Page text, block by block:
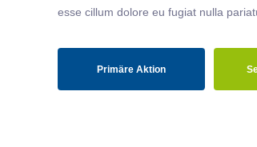
esse cillum dolore eu fugiat nulla
Primäre Aktion